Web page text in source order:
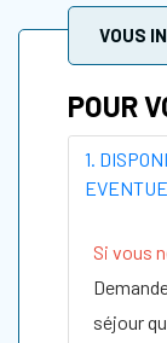
VOUS
POUR
1.
Si vous
séjour